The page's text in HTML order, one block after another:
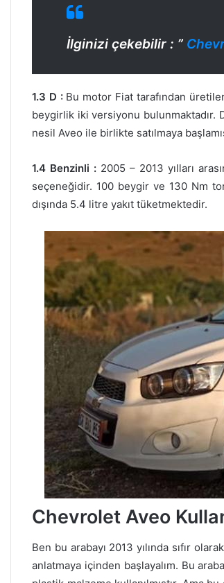
İlginizi çekebilir : ”
1.3 D :Bu motor Fiat tarafından
beygirlik iki versiyonu bulunmaktadır.
nesil Aveo ile birlikte satılmaya
1.4 Benzinli : 2005 – 2013 yılları
seçeneğidir. 100 beygir ve 130 Nm
dışında 5.4 litre yakıt tüketmektedir.
Chevrolet Aveo
Ben bu arabayı 2013 yılında sıfır
anlatmaya içinden başlayalım. Bu